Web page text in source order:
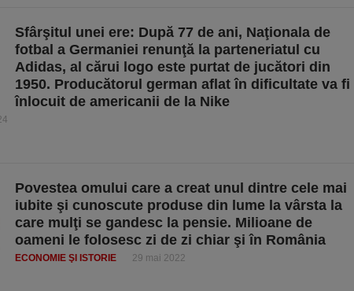
Sfârşitul unei ere: După 77 de ani, Naţionala de
fotbal a Germaniei renunţă la parteneriatul cu
Adidas, al cărui logo este purtat de jucători din
1950. Producătorul german aflat în dificultate va fi
înlocuit de americanii de la Nike
Povestea omului care a creat unul dintre cele mai
iubite şi cunoscute produse din lume la vârsta la
care mulţi se gandesc la pensie. Milioane de
oameni le folosesc zi de zi chiar şi în România
ECONOMIE ŞI ISTORIE 29 mai 2022